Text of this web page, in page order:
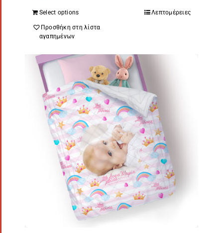
Select options Λεπτομέρειες
Προσθήκη στη λίστα
αγαπημένων